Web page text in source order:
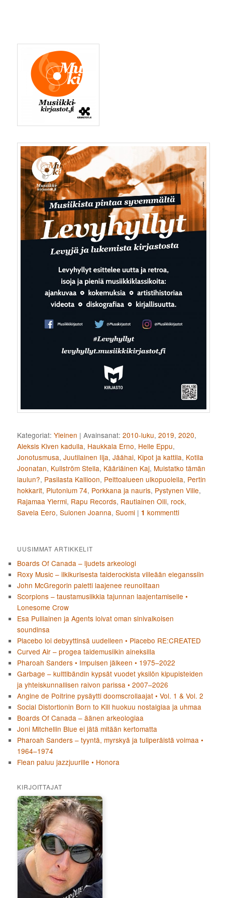
Kategoriat: Yleinen |Avainsanat: 2010-luku,2019,2020,
Aleksis Kiven kadulla, Haukkala Erno, Helle Eppu,
Jonotusmusa,Juutilainen Ilja,Jäähai, Kipot ja kattila, Kotila
Joonatan, Kullström Stella, Kääriäinen Kaj, Muistatko tämän
laulun?, Pasilasta Kallioon, Peittoalueen ulkopuolella, Pertin
hokkarit, Plutonium 74, Porkkana ja nauris, Pystynen Ville,
Rajamaa Ylermi, Rapu Records, Rautiainen Olli, rock,
Savela Eero,Sulonen Joanna,Suomi | 1 kommentti
UUSIMMAT ARTIKKELIT
Boards Of Canada – ljudets arkeologi
Roxy Music – ilkikurisesta taiderockista viileään eleganssiin
John McGregorin paletti laajenee reunoiltaan
Scorpions – taustamusiikkia tajunnan laajentamiselle •
Lonesome Crow
Esa Pulliainen ja Agents loivat oman sinivalkoisen
soundinsa
Placebo loi debyyttinsä uudelleen • Placebo RE:CREATED
Curved Air – progea taidemusiikin aineksilla
Pharoah Sanders • Impulsen jälkeen • 1975–2022
Garbage – kulttibändin kypsät vuodet yksilön kipupisteiden
ja yhteiskunnallisen raivon parissa • 2007–2026
Angine de Poitrine pysäytti doomscrollaajat • Vol. 1 & Vol. 2
Social Distortionin Born to Kill huokuu nostalgiaa ja uhmaa
Boards Of Canada – äänen arkeologiaa
Joni Mitchellin Blue ei jätä mitään kertomatta
Pharoah Sanders – tyyntä, myrskyä ja tuliperäistä voimaa •
1964–1974
Flean paluu jazzjuurille • Honora
KIRJOITTAJAT